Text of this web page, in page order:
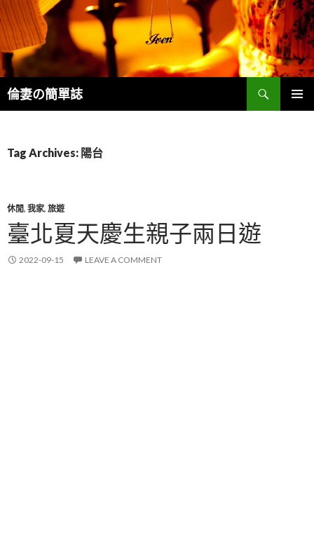
倫妻の簡單誌
Search
Tag Archives: 陽台
休閒, 我家, 旅遊
臺北夏天慶生親子兩日遊
2022-09-15 LEAVE A COMMENT